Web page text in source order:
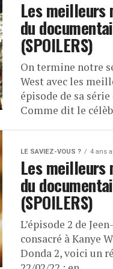
Les meilleurs
du
(SPOILERS)
On termine notre
West avec les
épisode de sa
Comme dit le
LE SAVIEZ-VOUS ? 4 ans
Les meilleurs
du
(SPOILERS)
L’épisode 2 de
consacré à Kanye
Donda 2, voici un